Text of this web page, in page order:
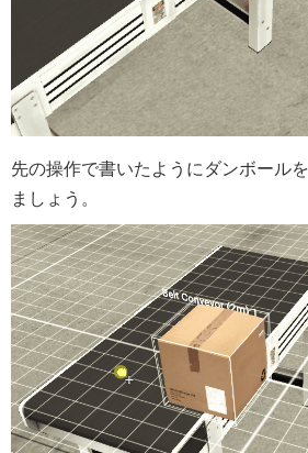
先の操作で書いたようにダンボール
ましょう。